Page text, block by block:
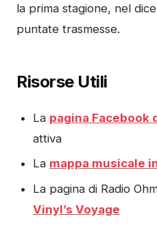
la prima stagione, nel
puntate trasmesse.
Risorse Utili
La pagina Facebook
attiva
La mappa musicale
La pagina di Radio
Vinyl’s Voyage